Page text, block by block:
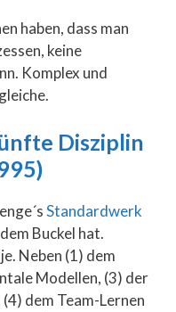
haben, dass man
keine
Komplex und
Disziplin
Standardwerk
Buckel hat.
Neben (1) dem
Modellen, (3) der
dem Team-Lernen